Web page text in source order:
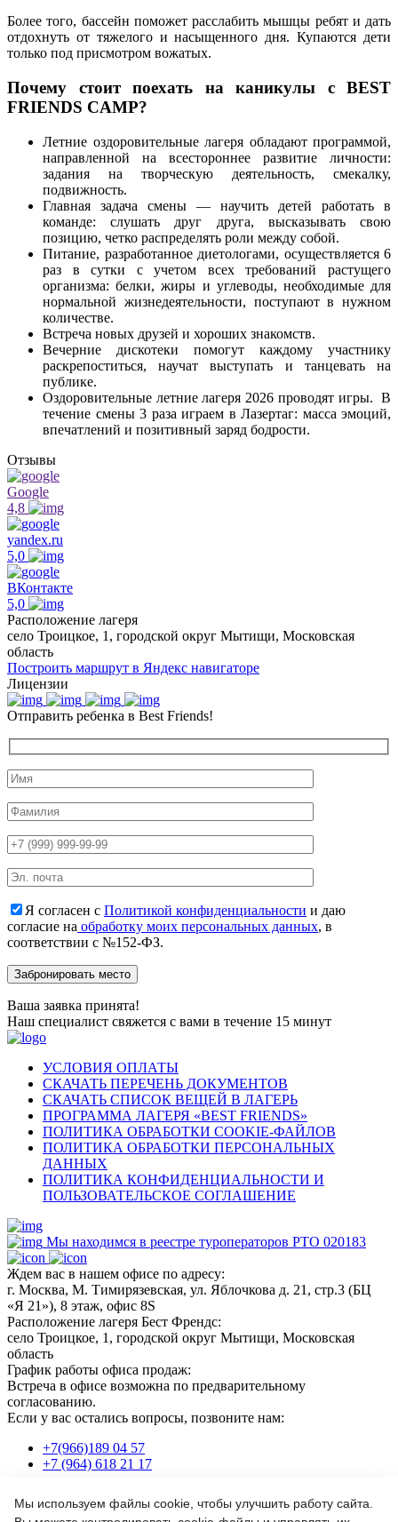
Более того, бассейн поможет расслабить мышцы ребят и дать
отдохнуть от тяжелого и насыщенного дня. Купаются дети
только под присмотром вожатых.
Почему стоит поехать на каникулы с BEST
FRIENDS CAMP?
Летние оздоровительные лагеря обладают программой,
направленной на всестороннее развитие личности:
задания на творческую деятельность, смекалку,
подвижность.
Главная задача смены — научить детей работать в
команде: слушать друг друга, высказывать свою
позицию, четко распределять роли между собой.
Питание, разработанное диетологами, осуществляется 6
раз в сутки с учетом всех требований растущего
организма: белки, жиры и углеводы, необходимые для
нормальной жизнедеятельности, поступают в нужном
количестве.
Встреча новых друзей и хороших знакомств.
Вечерние дискотеки помогут каждому участнику
раскрепоститься, научат выступать и танцевать на
публике.
Оздоровительные летние лагеря 2026 проводят игры. В
течение смены 3 раза играем в Лазертаг: масса эмоций,
впечатлений и позитивный заряд бодрости.
Отзывы
Google
4,8
yandex.ru
5,0
ВКонтакте
5,0
Расположение лагеря
село Троицкое, 1, городской округ Мытищи, Московская
область
Построить маршрут в Яндекс навигаторе
Лицензии
Отправить ребенка в Best Friends!
Я согласен с Политикой конфиденциальности и даю
согласие на обработку моих персональных данных, в
соответствии с №152-ФЗ.
Ваша заявка принята!
Наш специалист свяжется с вами в течение 15 минут
УСЛОВИЯ ОПЛАТЫ
СКАЧАТЬ ПЕРЕЧЕНЬ ДОКУМЕНТОВ
СКАЧАТЬ СПИСОК ВЕЩЕЙ В ЛАГЕРЬ
ПРОГРАММА ЛАГЕРЯ «BEST FRIENDS»
ПОЛИТИКА ОБРАБОТКИ COOKIE-ФАЙЛОВ
ПОЛИТИКА ОБРАБОТКИ ПЕРСОНАЛЬНЫХ
ДАННЫХ
ПОЛИТИКА КОНФИДЕНЦИАЛЬНОСТИ И
ПОЛЬЗОВАТЕЛЬСКОЕ СОГЛАШЕНИЕ
Мы находимся в реестре туроператоров РТО 020183
Ждем вас в нашем офисе по адресу:
г. Москва, М. Тимирязевская, ул. Яблочкова д. 21, стр.3 (БЦ
«Я 21»), 8 этаж, офис 8S
Расположение лагеря Бест Френдс:
село Троицкое, 1, городской округ Мытищи, Московская
область
График работы офиса продаж:
Встреча в офисе возможна по предварительному
согласованию.
Если у вас остались вопросы, позвоните нам:
+7(966)189 04 57
+7 (964) 618 21 17
Или пишите нам на почту:
Мы используем файлы cookie, чтобы улучшить работу сайта.